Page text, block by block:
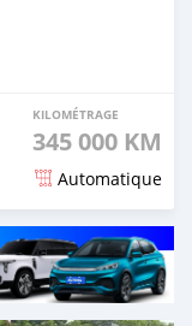
KILOMÉTRAGE
345 000 KM
Automatique